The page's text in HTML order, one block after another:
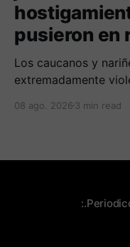
pusieron en
Los caucanos y
extremadamente
presidente de
08 ago. 2026 3 min read